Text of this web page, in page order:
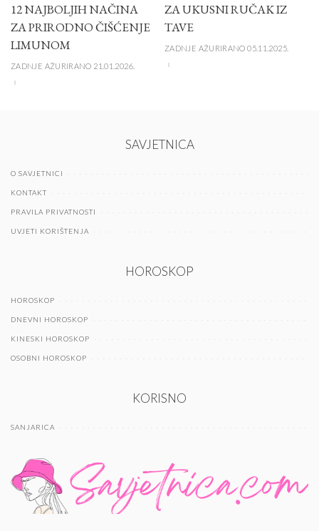
12 NAJBOLJIH NAČINA
ZA PRIRODNO ČIŠĆENJE
LIMUNOM
ZADNJE AŽURIRANO 21.01.2026.
ZA UKUSNI RUČAK IZ
TAVE
ZADNJE AŽURIRANO 05.11.2025.
SAVJETNICA
O SAVJETNICI
KONTAKT
PRAVILA PRIVATNOSTI
UVJETI KORIŠTENJA
HOROSKOP
HOROSKOP
DNEVNI HOROSKOP
KINESKI HOROSKOP
OSOBNI HOROSKOP
KORISNO
SANJARICA